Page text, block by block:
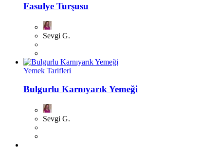
Fasulye Turşusu
Sevgi G.
Yemek Tarifleri
Bulgurlu Karnıyarık Yemeği
Sevgi G.